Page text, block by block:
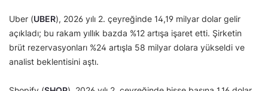
Uber (UBER), 2026 yılı 2. çeyreğinde 14,19 milyar dolar gelir
açıkladı; bu rakam yıllık bazda %12 artışa işaret etti. Şirketin
brüt rezervasyonları %24 artışla 58 milyar dolara yükseldi ve
analist beklentisini aştı.